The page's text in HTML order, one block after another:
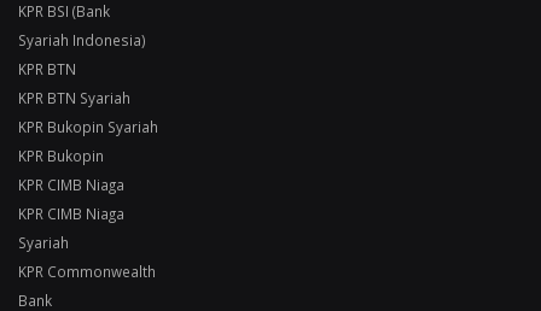
KPR BSI (Bank
Syariah Indonesia)
KPR BTN
KPR BTN Syariah
KPR Bukopin Syariah
KPR Bukopin
KPR CIMB Niaga
KPR CIMB Niaga
Syariah
KPR Commonwealth
Bank